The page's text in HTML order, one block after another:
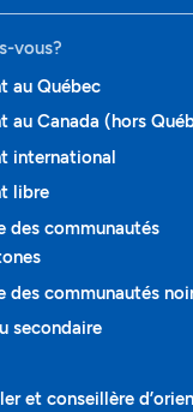
vous?
au Québec
au Canada (hors
international
libre
des communautés
des communautés
secondaire
et conseillère